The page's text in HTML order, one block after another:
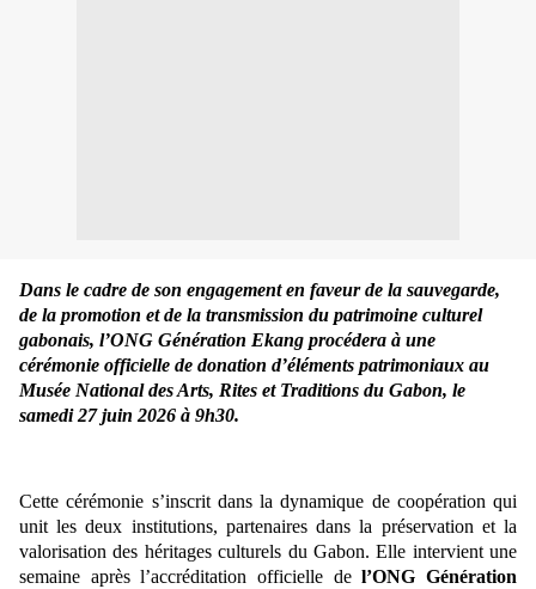
Dans le cadre de son engagement en faveur de la sauvegarde,
de la promotion et de la transmission du patrimoine culturel
gabonais, l’ONG Génération Ekang procédera à une
cérémonie officielle de donation d’éléments patrimoniaux au
Musée National des Arts, Rites et Traditions du Gabon, le
samedi 27 juin 2026 à 9h30.
Cette cérémonie s’inscrit dans la dynamique de coopération qui
unit les deux institutions, partenaires dans la préservation et la
valorisation des héritages culturels du Gabon. Elle intervient une
semaine après l’accréditation officielle del’ONG Génération